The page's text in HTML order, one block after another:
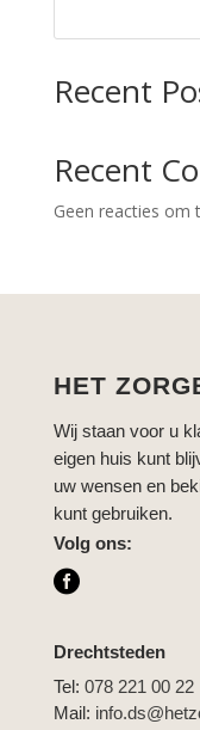
Recent
Recent
Geen reacties om
HET
Wij staan voor u
eigen huis kunt
uw wensen en
kunt gebruiken.
Volg ons:

Drechtsteden
Tel: 078 221 00 22
Mail: